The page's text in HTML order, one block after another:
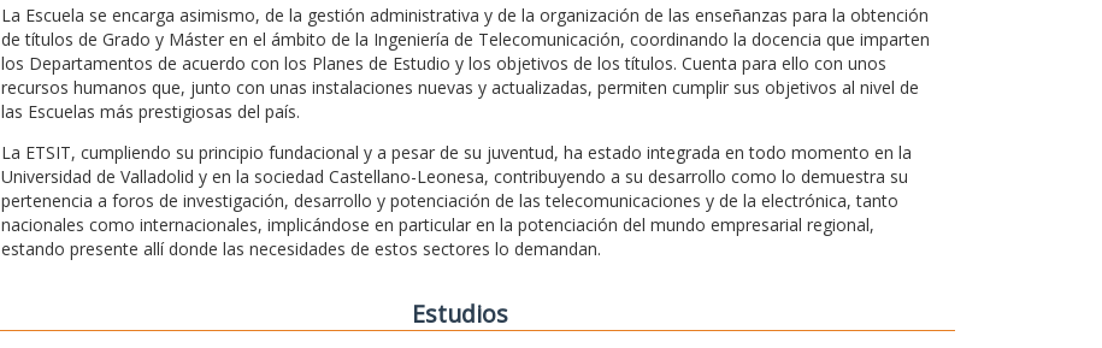
La Escuela se encarga asimismo, de la gestión administrativa y de la organización de las enseñanzas para la obtención
de títulos de Grado y Máster en el ámbito de la Ingeniería de Telecomunicación, coordinando la docencia que imparten
los Departamentos de acuerdo con los Planes de Estudio y los objetivos de los títulos. Cuenta para ello con unos
recursos humanos que, junto con unas instalaciones nuevas y actualizadas, permiten cumplir sus objetivos al nivel de
las Escuelas más prestigiosas del país.
La ETSIT, cumpliendo su principio fundacional y a pesar de su juventud, ha estado integrada en todo momento en la
Universidad de Valladolid y en la sociedad Castellano-Leonesa, contribuyendo a su desarrollo como lo demuestra su
pertenencia a foros de investigación, desarrollo y potenciación de las telecomunicaciones y de la electrónica, tanto
nacionales como internacionales, implicándose en particular en la potenciación del mundo empresarial regional,
estando presente allí donde las necesidades de estos sectores lo demandan.
Estudios